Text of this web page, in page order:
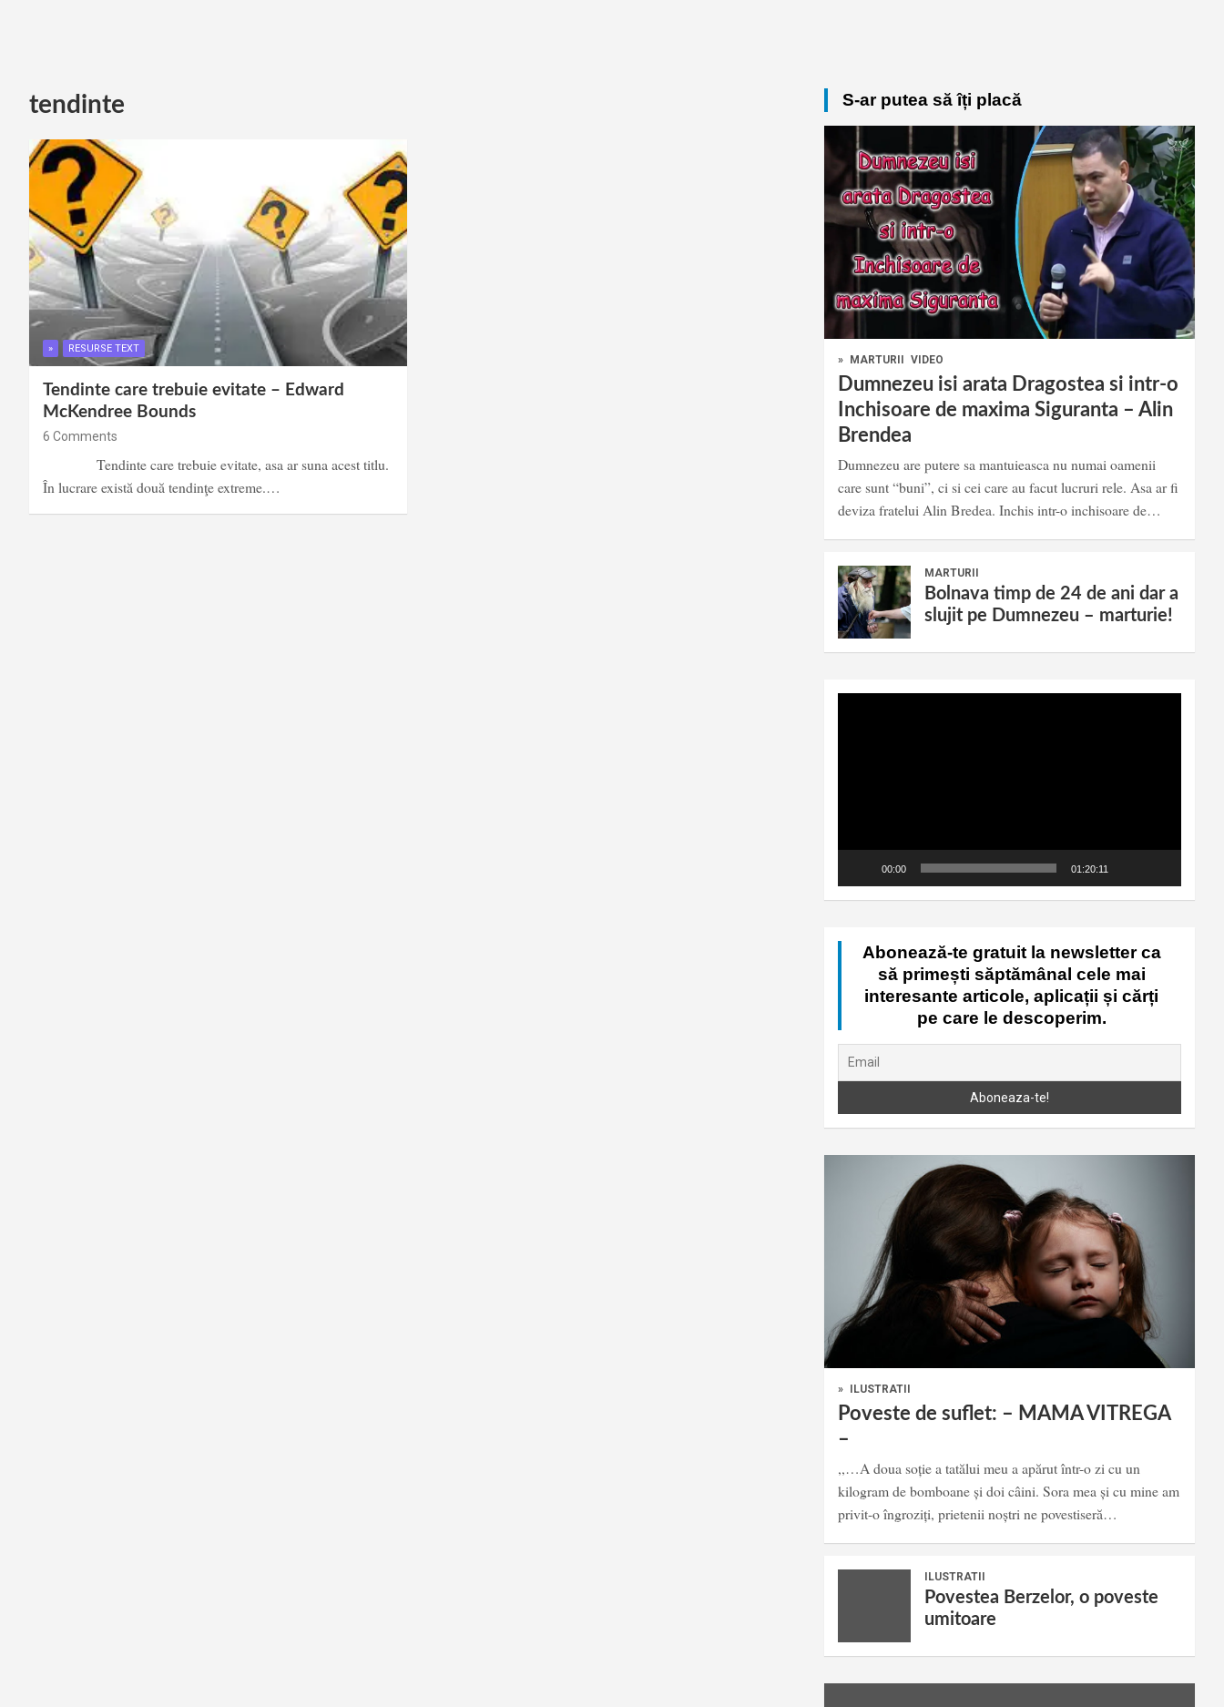
tendinte
» RESURSE TEXT
Tendinte care trebuie evitate – Edward
McKendree Bounds
6 Comments
Tendinte care trebuie evitate, asa ar suna acest titlu.
În lucrare există două tendinţe extreme.…
S-ar putea să îți placă
» MARTURII VIDEO
Dumnezeu isi arata Dragostea si intr-o
Inchisoare de maxima Siguranta – Alin
Brendea
Dumnezeu are putere sa mantuieasca nu numai oamenii
care sunt “buni”, ci si cei care au facut lucruri rele. Asa ar fi
deviza fratelui Alin Bredea. Inchis intr-o inchisoare de…
MARTURII
Bolnava timp de 24 de ani dar a
slujit pe Dumnezeu – marturie!
00:00 01:20:11
Abonează-te gratuit la newsletter ca
să primești săptămânal cele mai
interesante articole, aplicații și cărți
pe care le descoperim.
» ILUSTRATII
Poveste de suflet: – MAMA VITREGA
–
,,…A doua soție a tatălui meu a apărut într-o zi cu un
kilogram de bomboane și doi câini. Sora mea și cu mine am
privit-o îngroziți, prietenii noștri ne povestiseră…
ILUSTRATII
Povestea Berzelor, o poveste
umitoare